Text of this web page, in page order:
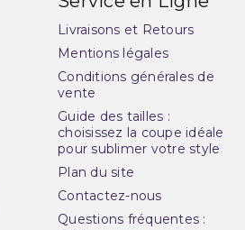
Livraisons et Retours
Mentions légales
Conditions générales de
vente
Guide des tailles :
choisissez la coupe idéale
pour sublimer votre style
Plan du site
Contactez-nous
Questions fréquentes :